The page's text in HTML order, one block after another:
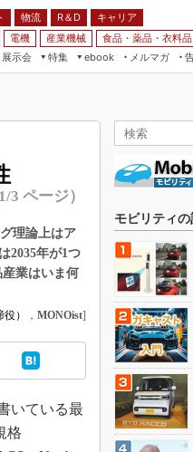
物流 R＆D
キャリア
電機 産業機械 食品・薬品・衣料品
展示会
特集
ebook
メルマガ
1/3 ページ）
理論上はア
2035年が1つ
業はいま何
） ， MONOist]
いている最
格
モビリティ